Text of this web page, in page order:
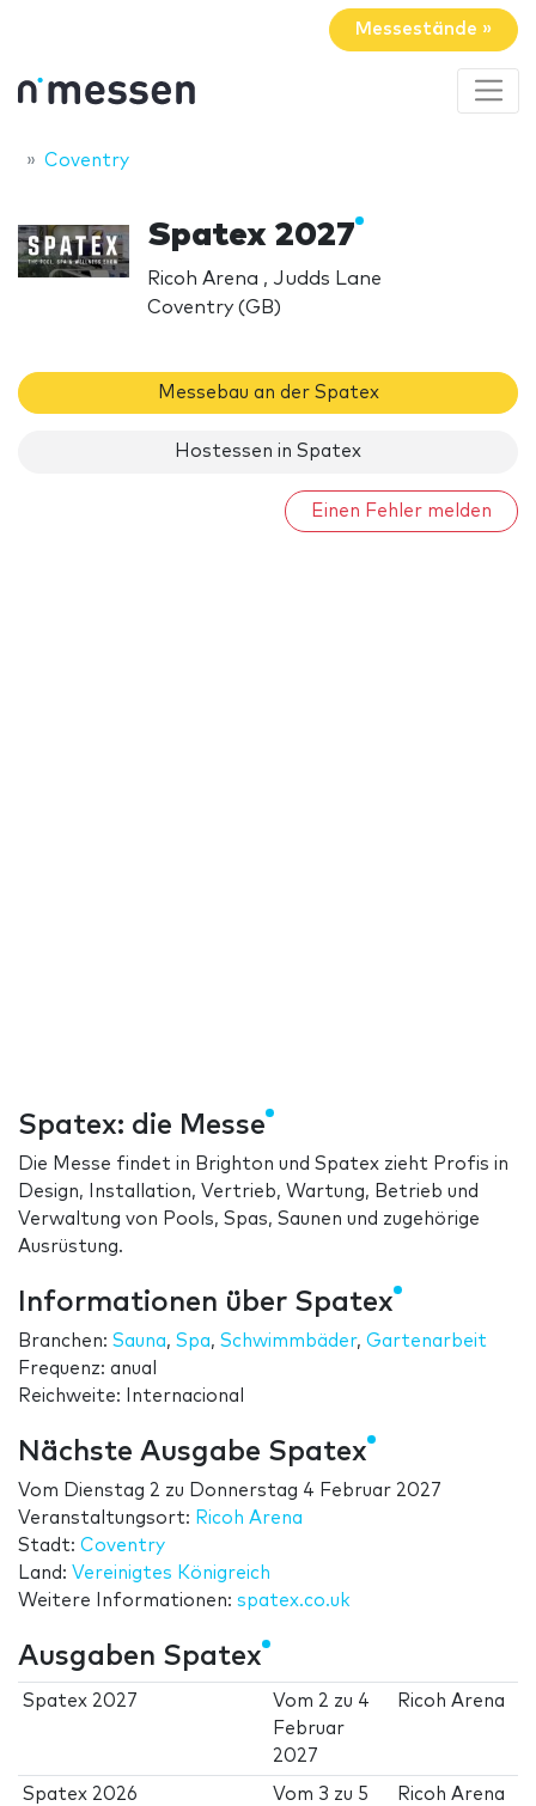
Messestände »
Coventry
Spatex 2027
Ricoh Arena , Judds Lane
Coventry (GB)
Messebau an der Spatex
Hostessen in Spatex
Einen Fehler melden
Spatex: die Messe
Die Messe findet in Brighton und Spatex zieht Profis in
Design, Installation, Vertrieb, Wartung, Betrieb und
Verwaltung von Pools, Spas, Saunen und zugehörige
Ausrüstung.
Informationen über Spatex
Branchen: Sauna, Spa, Schwimmbäder, Gartenarbeit
Frequenz: anual
Reichweite: Internacional
Nächste Ausgabe Spatex
Vom Dienstag 2 zu Donnerstag 4 Februar 2027
Veranstaltungsort: Ricoh Arena
Stadt: Coventry
Land: Vereinigtes Königreich
Weitere Informationen: spatex.co.uk
Ausgaben Spatex
Spatex 2027 Vom 2 zu 4
Februar
2027
Ricoh Arena
Spatex 2026 Vom 3 zu 5
Ricoh Arena